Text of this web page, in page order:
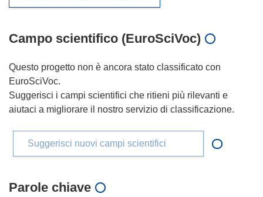
Campo scientifico (EuroSciVoc)
Questo progetto non è ancora stato classificato con
EuroSciVoc.
Suggerisci i campi scientifici che ritieni più rilevanti e
aiutaci a migliorare il nostro servizio di classificazione.
Suggerisci nuovi campi scientifici
Parole chiave